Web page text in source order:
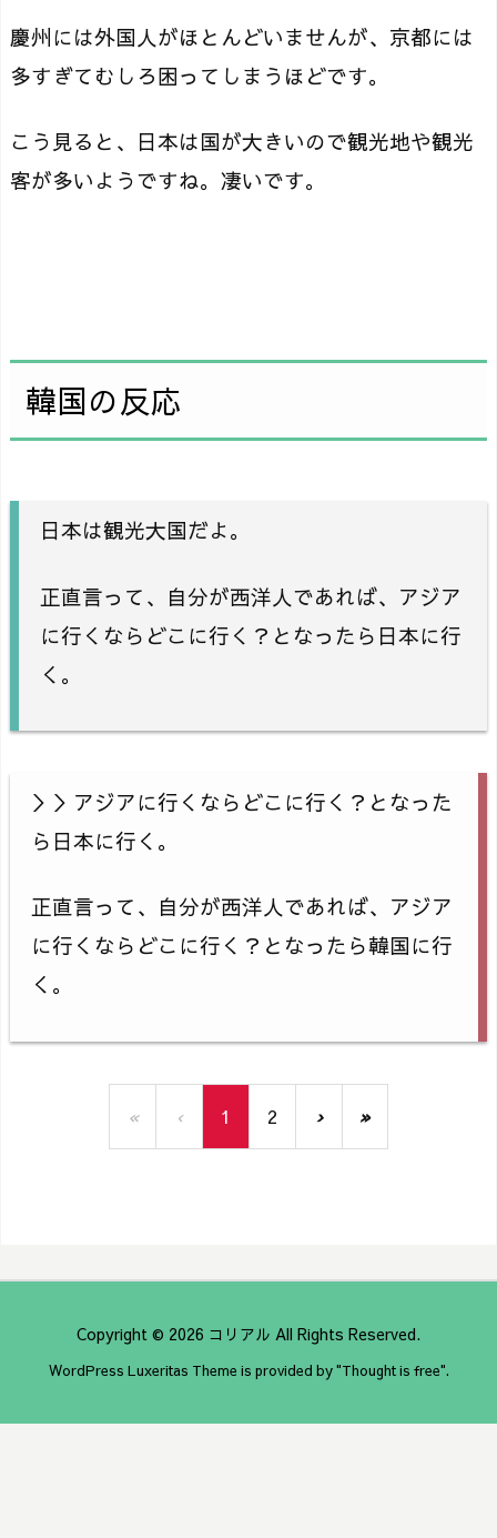
慶州には外国人がほとんどいませんが、京都には
多すぎてむしろ困ってしまうほどです。
こう見ると、日本は国が大きいので観光地や観光
客が多いようですね。凄いです。
韓国の反応
日本は観光大国だよ。
正直言って、自分が西洋人であれば、アジア
に行くならどこに行く？となったら日本に行
く。
＞＞アジアに行くならどこに行く？となった
ら日本に行く。
正直言って、自分が西洋人であれば、アジア
に行くならどこに行く？となったら韓国に行
く。
« ‹ 1 2 › »
Copyright © 2026 コリアル All Rights Reserved.
WordPress Luxeritas Theme is provided by "Thought is free".